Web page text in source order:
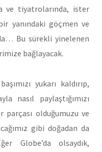
ve tiyatrolarında, ister
yanındaki göçmen ve
Bu sürekli yinelenen
bağlayacak.
yukarı kaldırıp,
nasıl paylaştığımızı
parçası olduğumuzu ve
gibi doğadan da
Globe’da olsaydık,